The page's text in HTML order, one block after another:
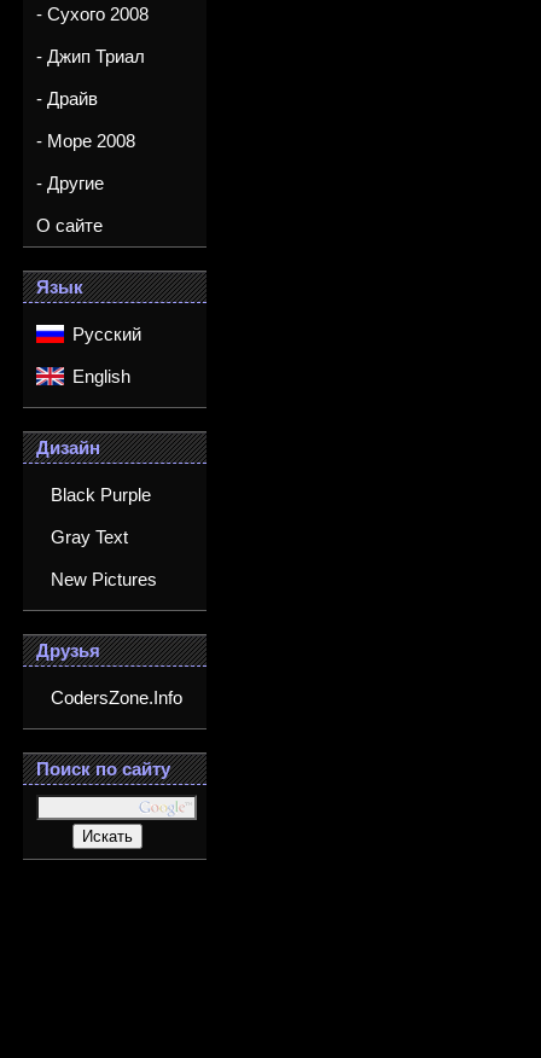
- Сухого 2008
- Джип Триал
- Драйв
- Море 2008
- Другие
О сайте
Язык
Русский
English
Дизайн
Black Purple
Gray Text
New Pictures
Друзья
CodersZone.Info
Поиск по сайту